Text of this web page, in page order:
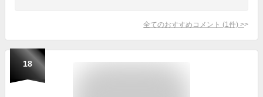
全てのおすすめコメント (1 件) >
18